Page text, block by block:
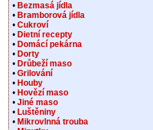
• Bezmasá jídla
• Bramborová jídla
• Cukroví
• Dietní recepty
• Domácí pekárna
• Dorty
• Drůbeží maso
• Grilování
• Houby
• Hovězí maso
• Jiné maso
• Luštěniny
• Mikrovlnná trouba